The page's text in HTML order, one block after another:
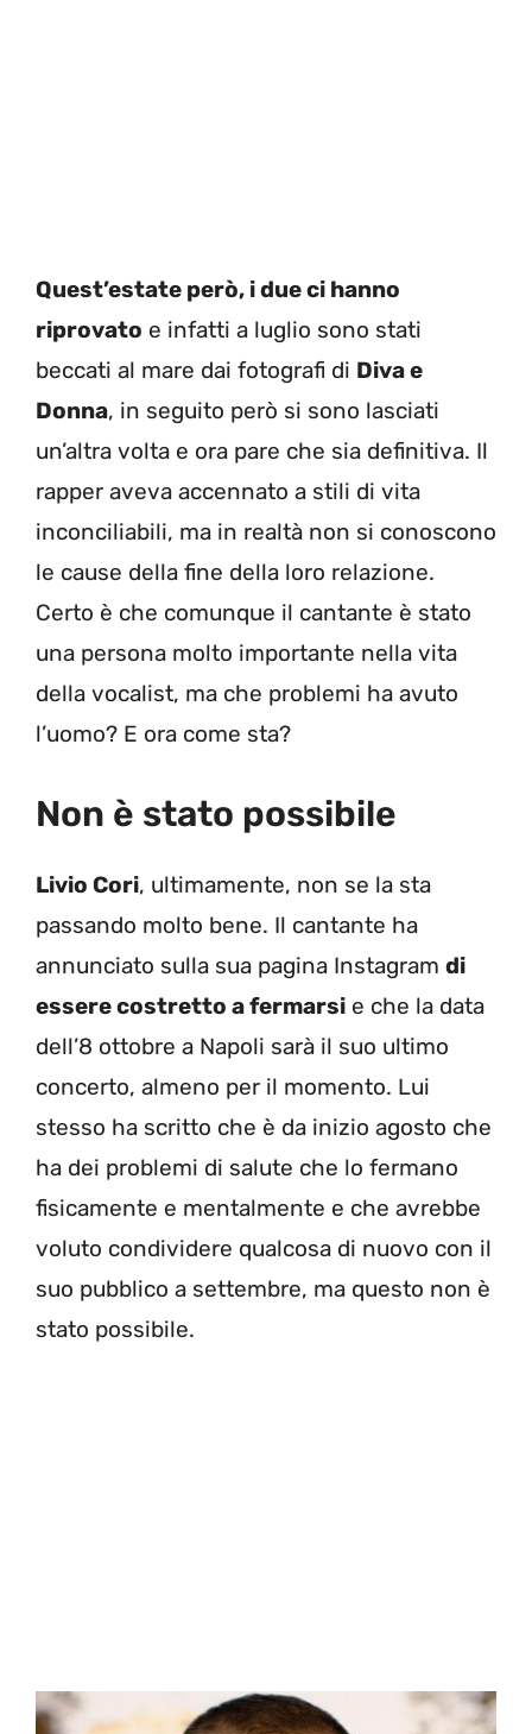
Quest’estate però, i due ci hanno
riprovato e infatti a luglio sono stati
beccati al mare dai fotografi di Diva e
Donna, in seguito però si sono lasciati
un’altra volta e ora pare che sia definitiva. Il
rapper aveva accennato a stili di vita
inconciliabili, ma in realtà non si conoscono
le cause della fine della loro relazione.
Certo è che comunque il cantante è stato
una persona molto importante nella vita
della vocalist, ma che problemi ha avuto
l’uomo? E ora come sta?
Non è stato possibile
Livio Cori, ultimamente, non se la sta
passando molto bene. Il cantante ha
annunciato sulla sua pagina Instagram di
essere costretto a fermarsi e che la data
dell’8 ottobre a Napoli sarà il suo ultimo
concerto, almeno per il momento. Lui
stesso ha scritto che è da inizio agosto che
ha dei problemi di salute che lo fermano
fisicamente e mentalmente e che avrebbe
voluto condividere qualcosa di nuovo con il
suo pubblico a settembre, ma questo non è
stato possibile.